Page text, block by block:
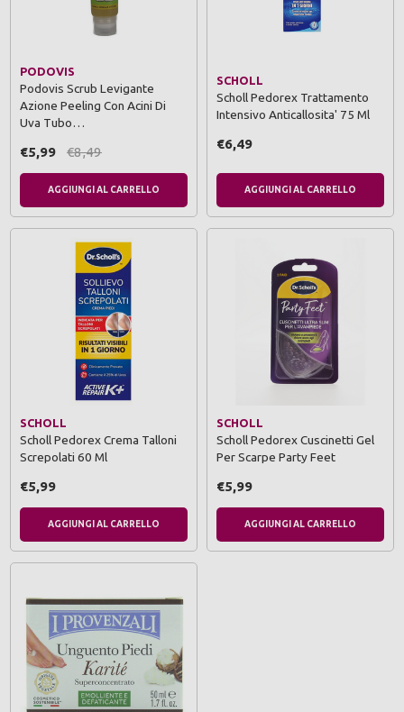
PODOVIS
Podovis Scrub Levigante
Azione Peeling Con Acini Di
Uva Tubo…
€5,99 €8,49
AGGIUNGI AL CARRELLO
SCHOLL
Scholl Pedorex Trattamento
Intensivo Anticallosita' 75 Ml
€6,49
AGGIUNGI AL CARRELLO
SCHOLL
Scholl Pedorex Crema Talloni
Screpolati 60 Ml
€5,99
AGGIUNGI AL CARRELLO
SCHOLL
Scholl Pedorex Cuscinetti Gel
Per Scarpe Party Feet
€5,99
AGGIUNGI AL CARRELLO